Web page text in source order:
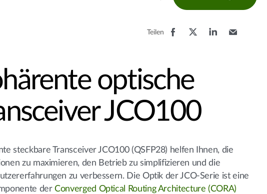
Teilen
optische
JCO100
steckbare Transceiver JCO100 (QSFP28) helfen Ihnen, die
zu maximieren, den Betrieb zu simplifizieren und die
zu verbessern. Die Optik der JCO-Serie ist eine
derConverged Optical Routing Architecture (CORA)